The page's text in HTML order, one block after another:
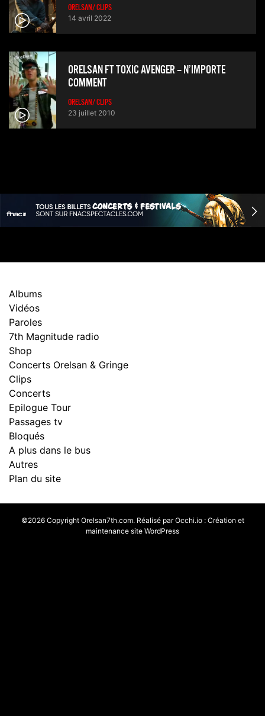
ORELSAN/ CLIPS
14 avril 2022
ORELSAN FT TOXIC AVENGER – N’IMPORTE
COMMENT
ORELSAN/ CLIPS
23 juillet 2010
Albums
Vidéos
Paroles
7th Magnitude radio
Shop
Concerts Orelsan & Gringe
Clips
Concerts
Epilogue Tour
Passages tv
Bloqués
A plus dans le bus
Autres
Plan du site
©2026 Copyright Orelsan7th.com. Réalisé parOcchi.io: Création et
maintenance site WordPress